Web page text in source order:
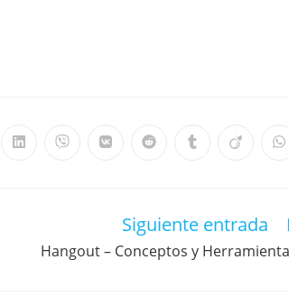
Siguiente entrada
Hangout – Conceptos y